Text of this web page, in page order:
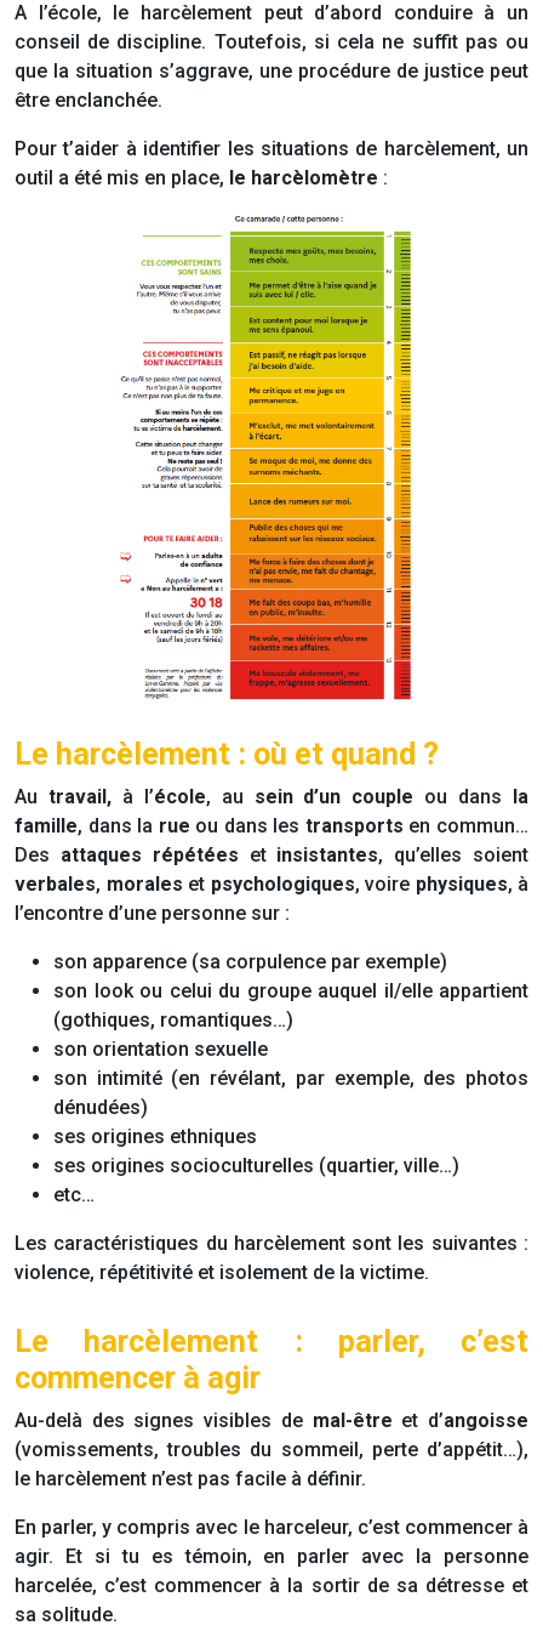
A l’école, le harcèlement peut d’abord conduire à un
conseil de discipline. Toutefois, si cela ne suffit pas ou
que la situation s’aggrave, une procédure de justice peut
être enclanchée.
Pour t’aider à identifier les situations de harcèlement, un
outil a été mis en place, le harcèlomètre :
Le harcèlement : où et quand ?
Au travail,à l’école, au sein d’un couple ou dans la
famille, dans la rue ou dans les transports en commun…
Des attaques répétées et insistantes, qu’elles soient
verbales, morales et psychologiques, voire physiques, à
l’encontre d’une personne sur :
son apparence (sa corpulence par exemple)
son look ou celui du groupe auquel il/elle appartient
(gothiques, romantiques…)
son orientation sexuelle
son intimité (en révélant, par exemple, des photos
dénudées)
ses origines ethniques
ses origines socioculturelles (quartier, ville…)
etc…
Les caractéristiques du harcèlement sont les suivantes :
violence, répétitivité et isolement de la victime.
Le harcèlement : parler, c’est
commencer à agir
Au-delà des signes visibles de mal-être et d’angoisse
(vomissements, troubles du sommeil, perte d’appétit…),
le harcèlement n’est pas facile à définir.
En parler, y compris avec le harceleur, c’est commencer à
agir. Et si tu es témoin, en parler avec la personne
harcelée, c’est commencer à la sortir de sa détresse et
sa solitude.